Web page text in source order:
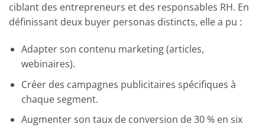
ciblant des entrepreneurs et des responsables RH. En
définissant deux buyer personas distincts, elle a pu :
Adapter son contenu marketing (articles,
webinaires).
Créer des campagnes publicitaires spécifiques à
chaque segment.
Augmenter son taux de conversion de 30 % en six